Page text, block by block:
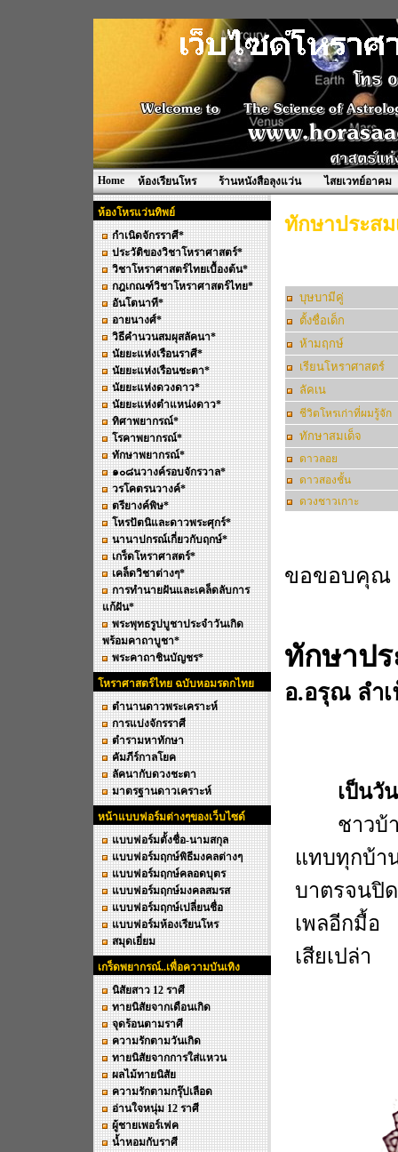
Home ห้องเรียนโหร ร้านหนังสือลุงแว่น ไสยเวทย์อาคม
ห้องโหรแว่นทิพย์
กำเนิดจักรราศี*
ประวัติของวิชาโหราศาสตร์*
วิชาโหราศาสตร์ไทยเบื้องต้น*
กฎเกณฑ์วิชาโหราศาสตร์ไทย*
อันโตนาที*
อายนางศ์*
วิธีคำนวนสมผุสลัคนา*
นัยยะแห่งเรือนราศี*
นัยยะแห่งเรือนชะตา*
นัยยะแห่งดวงดาว*
นัยยะแห่งตำแหน่งดาว*
ทิศาพยากรณ์*
โรคาพยากรณ์*
ทักษาพยากรณ์*
๑๐๘นวางค์รอบจักรวาล*
วรโคตรนวางค์*
ตรียางค์พิษ*
โหรปัตนิและดาวพระศุกร์*
นานาปกรณ์เกี่ยวกับฤกษ์*
เกร็ดโหราศาสตร์*
เคล็ดวิชาต่างๆ*
การทำนายฝันและเคล็ดลับการ
แก้ฝัน*
พระพุทธรูปบูชาประจำวันเกิด
พร้อมคาถาบูชา*
พระคาถาชินบัญชร*
โหราศาสตร์ไทย ฉบับหอมรดกไทย
ตำนานดาวพระเคราะห์
การแบ่งจักรราศี
ตำรามหาทักษา
คัมภีร์กาลโยค
ลัคนากับดวงชะตา
มาตรฐานดาวเคราะห์
หน้าแบบฟอร์มต่างๆของเว็บไซด์
แบบฟอร์มตั้งชื่อ-นามสกุล
แบบฟอร์มฤกษ์พิธีมงคลต่างๆ
แบบฟอร์มฤกษ์คลอดบุตร
แบบฟอร์มฤกษ์มงคลสมรส
แบบฟอร์มฤกษ์เปลี่ยนชื่อ
แบบฟอร์มห้องเรียนโหร
สมุดเยี่ยม
เกร็ดพยากรณ์..เพื่อความบันเทิง
นิสัยสาว 12 ราศี
ทายนิสัยจากเดือนเกิด
จุดร้อนตามราศี
ความรักตามวันเกิด
ทายนิสัยจากการใส่แหวน
ผลไม้ทายนิสัย
ความรักตามกรุ๊ปเลือด
อ่านใจหนุ่ม 12 ราศี
ผู้ชายเพอร์เฟค
น้ำหอมกับราศี
ทักษาประสม
บุษบามีคู่
ตั้งชื่อเด็ก
ห้ามฤกษ์
เรียนโหราศาสตร์
ลัคเน
ชีวิตโหรเก่าที่ผมรู้จัก
ทักษาสมเด็จ
ดาวลอย
ดาวสองชั้น
ดวงชาวเกาะ
ขอขอบคุณ
ทักษาปร
อ.อรุณ ลำ
เป็นวั
ชาวบ้
แทบทุกบ้
บาตรจนปิ
เพลอีกมื้อ
เสียเปล่า